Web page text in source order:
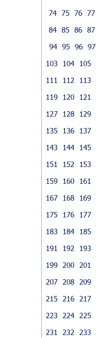
74 75 76 77
84 85 86 87
94 95 96 97
103
104 105
111
112 113
119
120 121
127
128 129
135
136 137
143
144 145
151
152 153
159
160 161
167
168 169
175
176 177
183
184 185
191
192 193
199
200 201
207
208 209
215
216 217
223
224 225
231
232 233